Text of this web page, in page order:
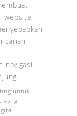
website.
navigasi
untuk
yang